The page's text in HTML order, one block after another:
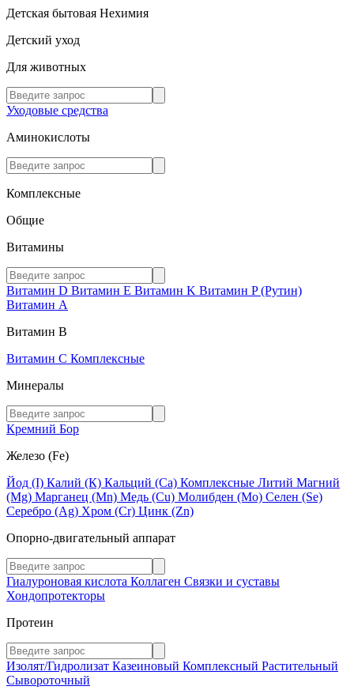
Детская бытовая Нехимия
Детский уход
Для животных
Уходовые средства
Аминокислоты
Комплексные
Общие
Витамины
Витамин D Витамин E Витамин K Витамин P (Рутин)
Витамин А
Витамин В
Витамин C Комплексные
Минералы
Кремний Бор
Железо (Fe)
Йод (I) Калий (К) Кальций (Са) Комплексные Литий Магний
(Mg) Марганец (Mn) Медь (Сu) Молибден (Мо) Селен (Se)
Серебро (Ag) Хром (Cr) Цинк (Zn)
Опорно-двигательный аппарат
Гиалуроновая кислота Коллаген Связки и суставы
Хондопротекторы
Протеин
Изолят/Гидролизат Казеиновый Комплексный Растительный
Сывороточный